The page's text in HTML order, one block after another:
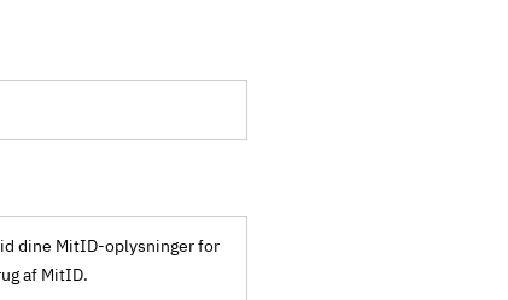
dine MitID-oplysninger for
af MitID.